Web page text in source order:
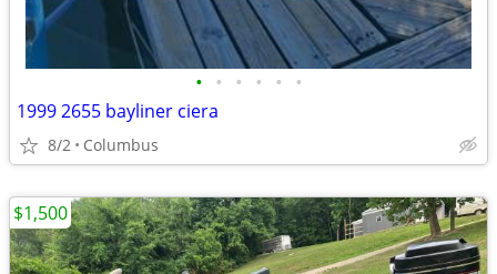
• • • • • •
1999 2655 bayliner ciera
8/2 Columbus
$1,500